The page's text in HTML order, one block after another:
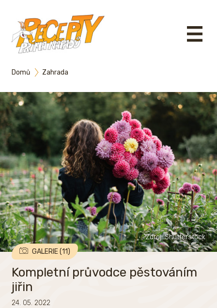
Domů Zahrada
GALERIE (11)
Zdroj: Shutterstock
Kompletní průvodce pěstováním
jiřin
24. 05. 2022